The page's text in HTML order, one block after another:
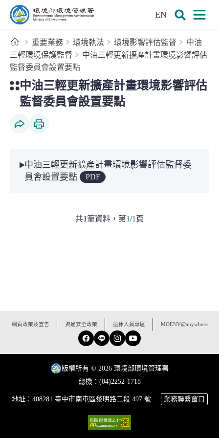
跳到主要內容區塊
EN
首頁重要業務 環境執法 環境影響評估監督
中油
三輕環境保護監督
中油三輕更新擴產計畫環境影響評估
監督委員會設置要點
中油三輕更新擴產計畫環境影響評估
監督委員會設置要點
中油三輕更新擴產計畫環境影響評估監督委
員會設置要點
PDF
共1筆資料， 第1/1 頁
網頁政策及宣告 資通安全政策 退休人員專區 MOENV@anywhere
Facebook
LineInstagram
YouTube
版權所有 © 2026 環境部環境管理署
總機：(04)2252-1718
地址：408281 臺中市南屯區黎明路二段 497 號 業務聯繫窗口